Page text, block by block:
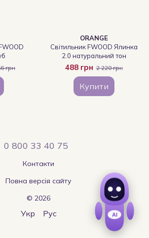
грн
ORANGE
Світильник FWOOD Ялинка
2.0 натуральний тон
488 грн 2 220 грн
Купити
0 800 33 40 75
Контакти
Повна версія сайту
© 2026
Укр Рус